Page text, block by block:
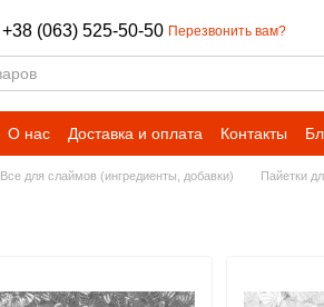
+38 (063) 525-50-50 Перезвонить вам?
О нас Доставка и оплата Контакты
Все для слаймов (ингредиенты, добавки) Пайетки